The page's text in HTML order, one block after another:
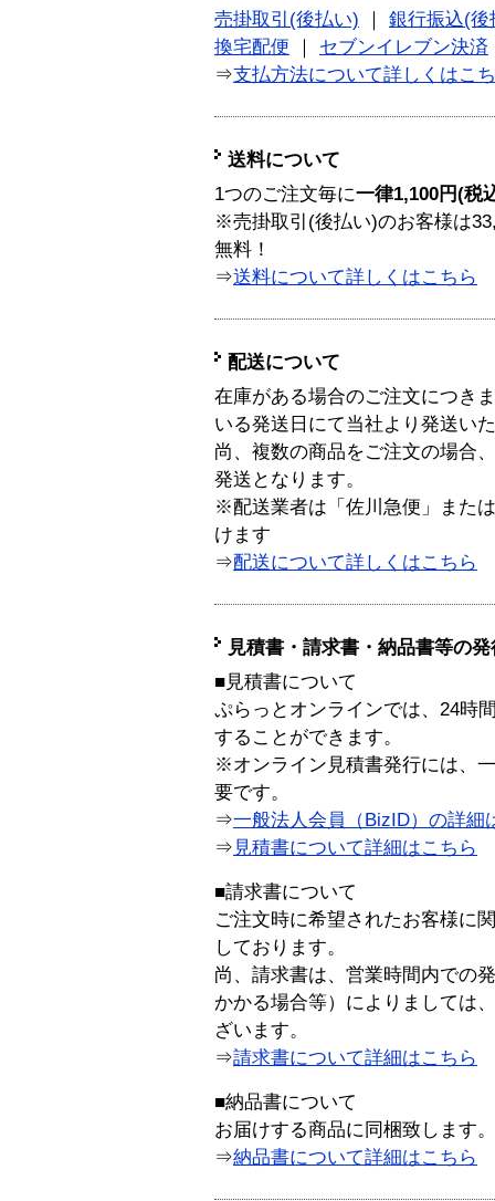
売掛取引(後払い)
銀行振込(後
換宅配便
セブンイレブン決済
⇒支払方法について詳しくはこ
送料について
1つのご注文毎に一律1,100円(税
※売掛取引(後払い)のお客様は
無料！
⇒送料について詳しくはこちら
配送について
在庫がある場合のご注文につき
いる発送日にて当社より発送い
尚、複数の商品をご注文の場合
発送となります。
※配送業者は「佐川急便」また
けます
⇒配送について詳しくはこちら
見積書・請求書・納品書等の
■見積書について
ぷらっとオンラインでは、24時
することができます。
※オンライン見積書発行には、
要です。
⇒一般法人会員（BizID）の詳細
⇒ 見積書について詳細はこちら
■請求書について
ご注文時に希望されたお客様に
しております。
尚、請求書は、営業時間内での
かかる場合等）によりましては
ざいます。
⇒請求書について詳細はこちら
■納品書について
お届けする商品に同梱致します。
⇒納品書について詳細はこちら